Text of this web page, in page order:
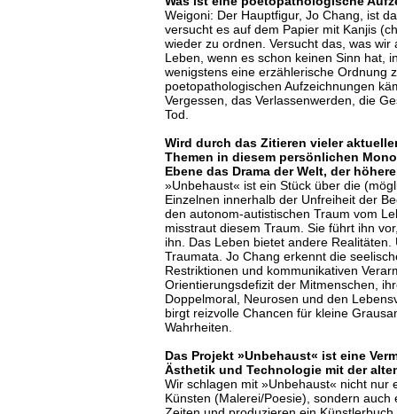
Weigoni: Der Hauptfigur, Jo Chang, ist
versucht es auf dem Papier mit Kanjis
wieder zu ordnen. Versucht das, was wir
Leben, wenn es schon keinen Sinn hat,
wenigstens eine erzählerische Ordnung
poetopathologischen Aufzeichnungen
Vergessen, das Verlassenwerden, die
Tod.
Wird durch das Zitieren vieler
Themen in diesem persönlichen
Ebene das Drama der Welt, der
»Unbehaust« ist ein Stück über die
Einzelnen innerhalb der Unfreiheit der
den autonom-autistischen Traum vom
misstraut diesem Traum. Sie führt ihn
ihn. Das Leben bietet andere
Traumata. Jo Chang erkennt die
Restriktionen und kommunikativen
Orientierungsdefizit der Mitmenschen,
Doppelmoral, Neurosen und den
birgt reizvolle Chancen für kleine
Wahrheiten.
Das Projekt »Unbehaust« ist eine
Ästhetik und Technologie mit der
Wir schlagen mit »Unbehaust« nicht nur
Künsten (Malerei/Poesie), sondern auch